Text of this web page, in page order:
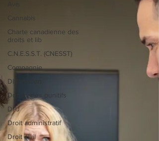
Cannabis
Charte canadienne des
droits et lib
C.N.E.S.S.T. (CNESST)
Compagnie
Diffamation
Dommages punitifs
DPJ
Droit administratif
Droit civil